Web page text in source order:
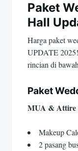
Paket
Hall
Harga paket
UPDATE 2025!
rincian di
Paket
MUA & Attire
Makeup
2 pasang